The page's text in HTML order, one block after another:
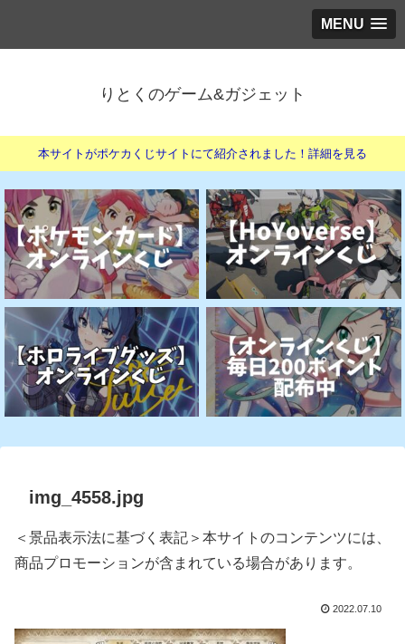
MENU
りとくのゲーム&ガジェット
本サイトがポケカくじサイトにて紹介されました！詳細を見る
img_4558.jpg
＜景品表示法に基づく表記＞本サイトのコンテンツには、
商品プロモーションが含まれている場合があります。
2022.07.10